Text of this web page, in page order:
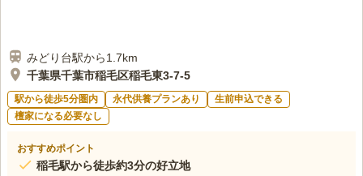
みどり台駅から1.7km
千葉県千葉市稲毛区稲毛東3-7-5
駅から徒歩5分圏内 永代供養プランあり
生前申込できる
檀家になる必要なし
おすすめポイント
稲毛駅から徒歩約3分の好立地